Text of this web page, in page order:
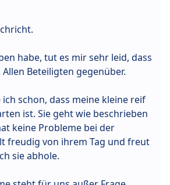
habe, tut es mir sehr leid, dass
Allen Beteiligten gegenüber.
schon, dass meine kleine reif
ist. Sie geht wie beschrieben
keine Probleme bei der
freudig von ihrem Tag und freut
sie abhole.